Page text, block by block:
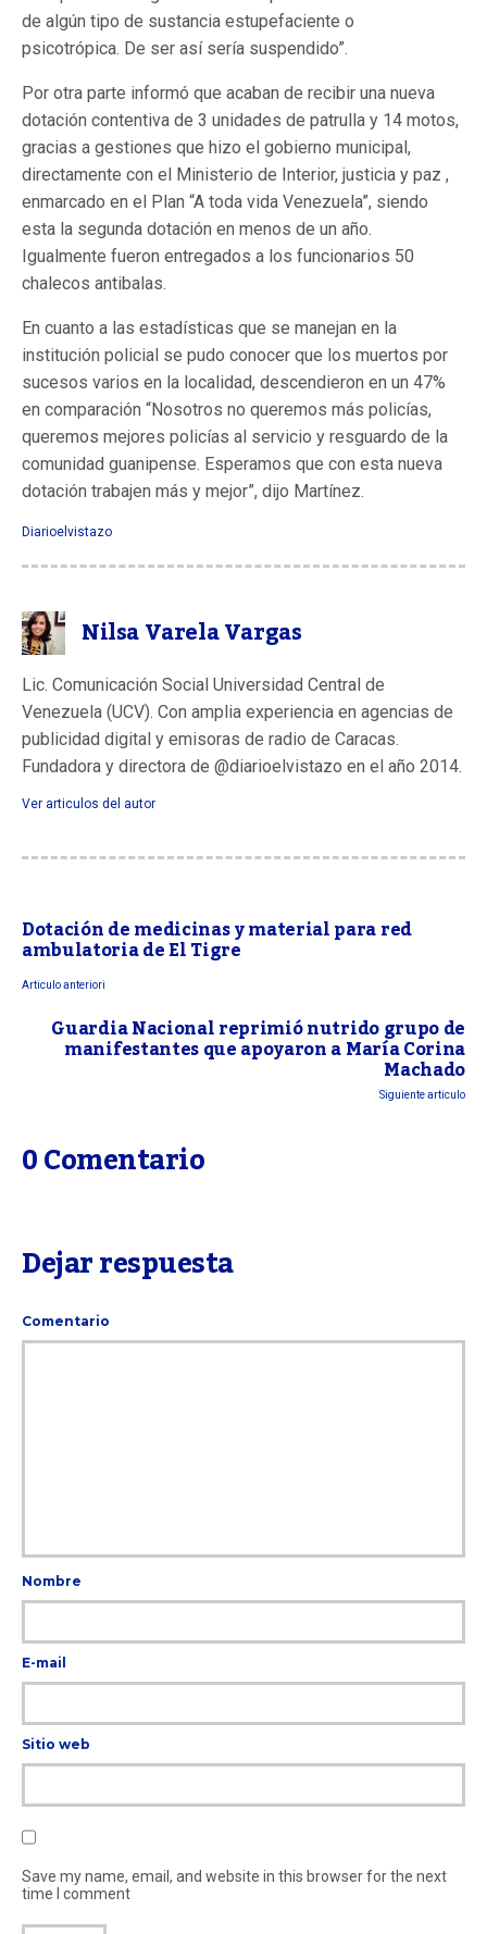
de algún tipo de sustancia estupefaciente o
psicotrópica. De ser así sería suspendido”.
Por otra parte informó que acaban de recibir una nueva
dotación contentiva de 3 unidades de patrulla y 14 motos,
gracias a gestiones que hizo el gobierno municipal,
directamente con el Ministerio de Interior, justicia y paz ,
enmarcado en el Plan “A toda vida Venezuela”, siendo
esta la segunda dotación en menos de un año.
Igualmente fueron entregados a los funcionarios 50
chalecos antibalas.
En cuanto a las estadísticas que se manejan en la
institución policial se pudo conocer que los muertos por
sucesos varios en la localidad, descendieron en un 47%
en comparación “Nosotros no queremos más policías,
queremos mejores policías al servicio y resguardo de la
comunidad guanipense. Esperamos que con esta nueva
dotación trabajen más y mejor”, dijo Martínez.
Diarioelvistazo
Nilsa Varela Vargas
Lic. Comunicación Social Universidad Central de
Venezuela (UCV). Con amplia experiencia en agencias de
publicidad digital y emisoras de radio de Caracas.
Fundadora y directora de @diarioelvistazo en el año 2014.
Ver articulos del autor
Dotación de medicinas y material para red
ambulatoria de El Tigre
Articulo anteriori
Guardia Nacional reprimió nutrido grupo de
manifestantes que apoyaron a María Corina
Machado
Siguiente articulo
0 Comentario
Dejar respuesta
Comentario
Nombre
E-mail
Sitio web
Save my name, email, and website in this browser for the next
time I comment